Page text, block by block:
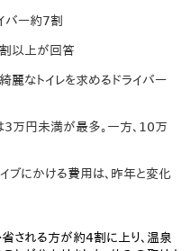
バー約7割
以上が回答
麗なトイレを求めるドライバー
万円未満が最多。一方、10万
ブにかける費用は、昨年と変化
される方が約4割に上り、温泉